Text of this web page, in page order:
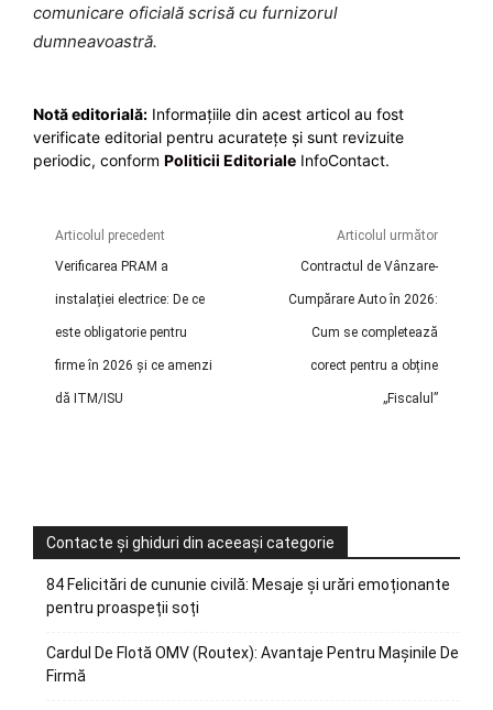
comunicare oficială scrisă cu furnizorul
dumneavoastră.
Notă editorială: Informațiile din acest articol au fost
verificate editorial pentru acuratețe și sunt revizuite
periodic, conform Politicii Editoriale InfoContact.
Articolul precedent
Verificarea PRAM a
instalației electrice: De ce
este obligatorie pentru
firme în 2026 și ce amenzi
dă ITM/ISU
Articolul următor
Contractul de Vânzare-
Cumpărare Auto în 2026:
Cum se completează
corect pentru a obține
„Fiscalul”
Contacte și ghiduri din aceeași categorie
84 Felicitări de cununie civilă: Mesaje și urări emoționante
pentru proaspeții soți
Cardul De Flotă OMV (Routex): Avantaje Pentru Mașinile De
Firmă